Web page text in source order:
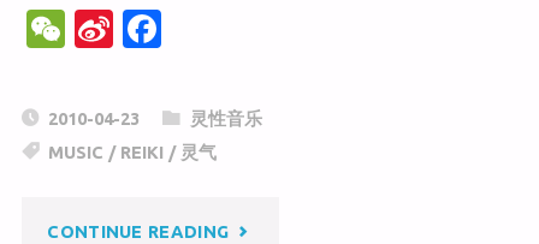
W
C
h
Si
a
W
b
c
e
o
2010-04-23
灵性音乐
MUSIC / REIKI / 灵气
CONTINUE READING"遥